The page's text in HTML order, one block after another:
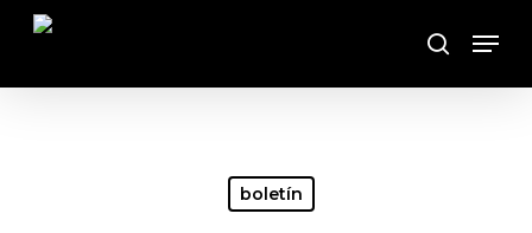
Skip
Buscar
Menu
boletín